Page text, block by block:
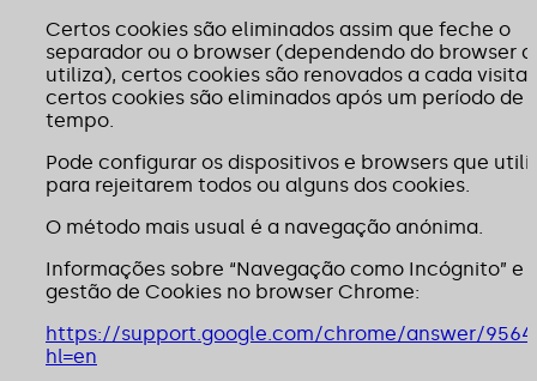
Certos cookies são eliminados assim que feche o
separador ou o browser (dependendo do browser
utiliza), certos cookies são renovados a cada visita
certos cookies são eliminados após um período de
tempo.
Pode configurar os dispositivos e browsers que
para rejeitarem todos ou alguns dos cookies.
O método mais usual é a navegação anónima.
Informações sobre “Navegação como Incógnito” e
gestão de Cookies no browser Chrome:
https://support.google.com/chrome/answer/
hl=en